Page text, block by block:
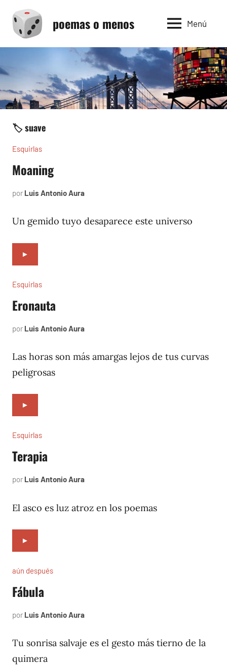
contenido
poemas o menos Menú
🏷️ suave
Esquirlas
Moaning
por Luis Antonio Aura
2024
Un gemido tuyo desaparece este universo
►
Esquirlas
Eronauta
por Luis Antonio Aura
2024
Las horas son más amargas lejos de tus curvas
peligrosas
►
Esquirlas
Terapia
por Luis Antonio Aura
2023
El asco es luz atroz en los poemas
►
aún después
Fábula
por Luis Antonio Aura
2004
Tu sonrisa salvaje es el gesto más tierno de la
quimera